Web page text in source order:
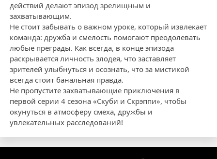
действий делают эпизод зрелищным и
захватывающим.
Не стоит забывать о важном уроке, который извлекает
команда: дружба и смелость помогают преодолевать
любые преграды. Как всегда, в конце эпизода
раскрывается личность злодея, что заставляет
зрителей улыбнуться и осознать, что за мистикой
всегда стоит банальная правда.
Не пропустите захватывающие приключения в
первой серии 4 сезона «Скуби и Скрэппи», чтобы
окунуться в атмосферу смеха, дружбы и
увлекательных расследований!